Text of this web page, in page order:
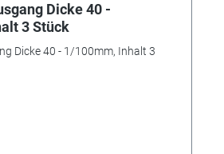
Dicke 40 -
3 Stück
Dicke 40 - 1/100mm, Inhalt 3